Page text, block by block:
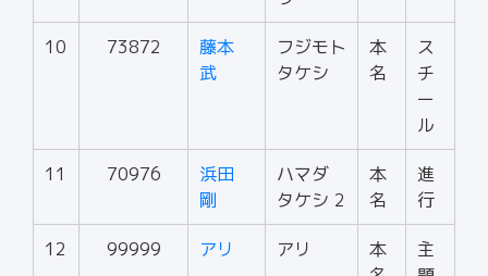
10 73872
藤本
武
フジモト
タケシ
本
名
ス
チ
ー
ル
11 70976
浜田
剛
ハマダ
タケシ 2
本
名
進
行
12 99999 アリ アリ
本
主